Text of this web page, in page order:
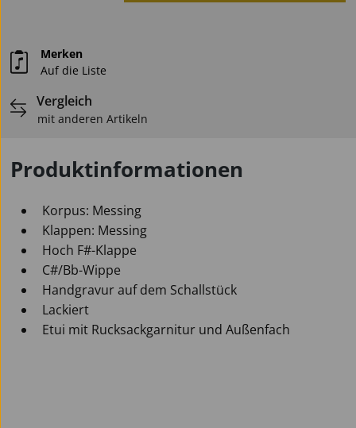
Merken
Auf die Liste
Vergleich
mit anderen Artikeln
Produktinformationen
Korpus: Messing
Klappen: Messing
Hoch F#-Klappe
C#/Bb-Wippe
Handgravur auf dem Schallstück
Lackiert
Etui mit Rucksackgarnitur und Außenfach